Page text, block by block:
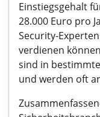
Einstiegsgehalt
28.000 Euro pro
Security-
verdienen
sind in
und werden oft